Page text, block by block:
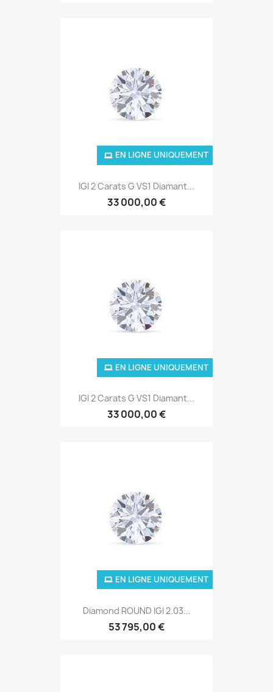
IGI 2 Carats G VS1 Diamant...
33 000,00 €
EN LIGNE UNIQUEMENT
IGI 2 Carats G VS1 Diamant...
33 000,00 €
EN LIGNE UNIQUEMENT
Diamond ROUND IGI 2.03...
53 795,00 €
EN LIGNE UNIQUEMENT